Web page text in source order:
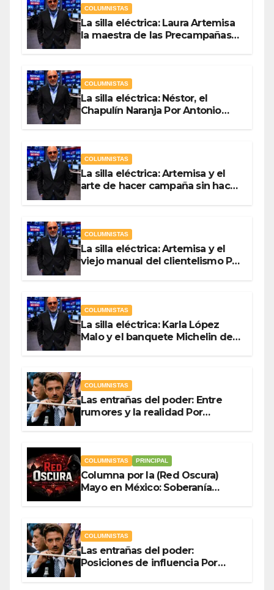
COLUMNISTAS
La silla eléctrica: Laura Artemisa
la maestra de las Precampañas
COLUMNISTAS
La silla eléctrica: Néstor, el
Chapulín Naranja Por Antonio
COLUMNISTAS
La silla eléctrica: Artemisa y el
arte de hacer campaña sin hacer
COLUMNISTAS
La silla eléctrica: Artemisa y el
viejo manual del clientelismo Por
COLUMNISTAS
La silla eléctrica: Karla López
Malo y el banquete Michelin del
COLUMNISTAS
Las entrañas del poder: Entre
rumores y la realidad Por
COLUMNISTAS PRINCIPAL
Columna por la (Red Oscura)
Mayo en México: Soberanía
COLUMNISTAS
Las entrañas del poder:
Posiciones de influencia Por